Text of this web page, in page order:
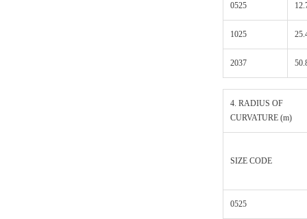
0525
1025
2037
4. RADIUS OF
CURVATURE (m)
SIZE CODE
0525